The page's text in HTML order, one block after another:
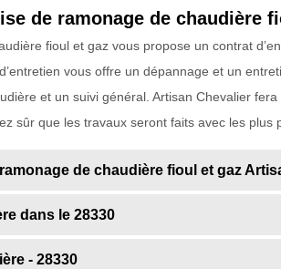
de ramonage de chaudière
fioul et gaz vous propose un contrat
vous offre un dépannage et un
et un suivi général. Artisan Chevalier
sûr que les travaux seront faits avec les plus
de chaudière fioul et gaz
dans le 28330
- 28330